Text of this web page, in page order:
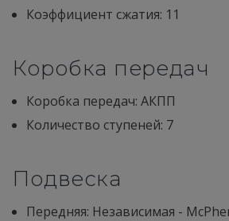
Коэффициент сжатия: 11
Коробка передач
Коробка передач: АКПП
Количество ступеней: 7
Подвеска
Передняя: Независимая -